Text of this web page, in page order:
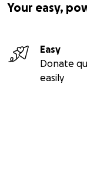
Your easy,
Easy
Donate
easily